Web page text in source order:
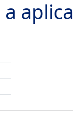
a aplica